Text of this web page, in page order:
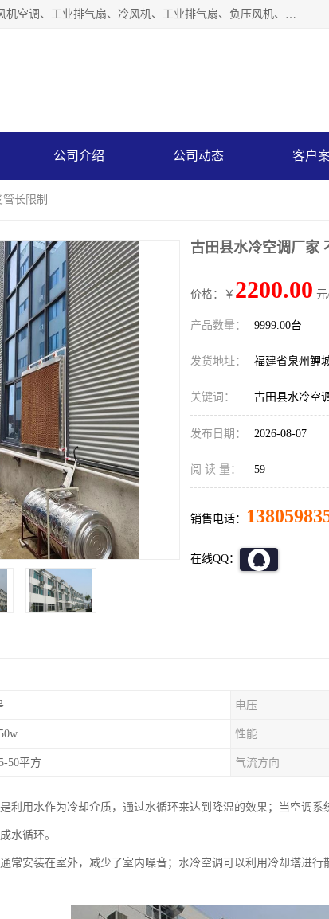
泉州力顺电器有限公司主营：泉州降温水帘、泉州负压风机、泉州冷风机空调、工业排气扇、冷风机、工业排气扇、负压风机、负压风机、水冷空调、降温水帘等产品。为用户解决了通风、降温、除味、除尘等难题，其环保、节能的理念与用户的实践检验结果相吻合，赢得了广大客户的信誉和青睐。
公司介绍 公司动态 客户
长限制
古田县水冷空调厂家
价格：￥ 2200.00
产品数量： 9999.00台
发货地址： 福建省泉州鲤
关键词： 古田县水冷空
发布日期： 2026-08-07
阅 读 量： 59
销售电话：
在线QQ：
电压
性能
50平方 气流方向
利用水作为冷却介质，通过水循环来达到降温的效果；当空调
水循环。
常安装在室外，减少了室内噪音；水冷空调可以利用冷却塔进